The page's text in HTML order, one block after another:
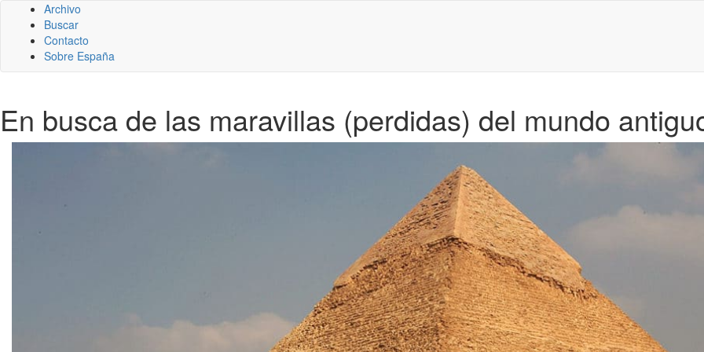
Archivo
Buscar
Contacto
Sobre España
En busca de las maravillas (perdidas) del mundo